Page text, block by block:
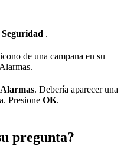
Seguridad .
de una campana en su
. Debería aparecer una
Presione OK.
pregunta?